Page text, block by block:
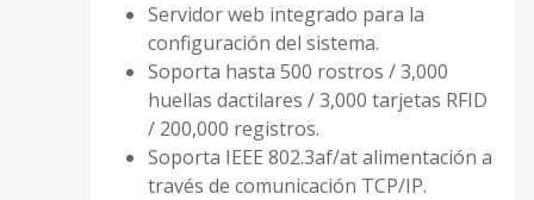
Servidor web integrado para la
configuración del sistema.
Soporta hasta 500 rostros / 3,000
huellas dactilares / 3,000 tarjetas RFID
/ 200,000 registros.
Soporta IEEE 802.3af/at alimentación a
través de comunicación TCP/IP.